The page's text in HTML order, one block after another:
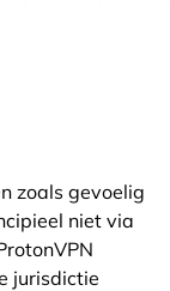
zoals gevoelig
niet via
jurisdictie